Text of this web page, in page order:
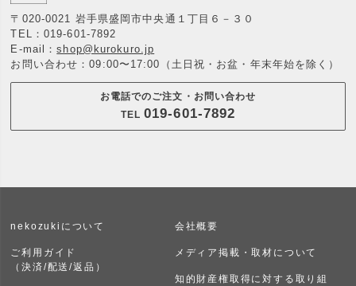
〒020-0021 岩手県盛岡市中央通１丁目６－３０
TEL： 019-601-7892
E-mail：shop@kurokuro.jp
お問い合わせ：09:00〜17:00（土日祝・お盆・年末年始を除く）
お電話でのご注文・お問い合わせ
TEL 019-601-7892
nekozukiについて
ご利用ガイド
（決済/配送/返品）
会社概要
メディア掲載・取材について
知的財産権取得に対する取り組